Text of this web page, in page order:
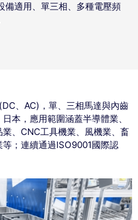
備適用、單三相、多種電壓頻
、AC)，單、三相馬達與內齒
本，應用範圍涵蓋半導體業、
、CNC工具機業、風機業、畜
；連續通過ISO9001國際認